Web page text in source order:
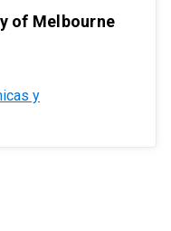
of Melbourne
y